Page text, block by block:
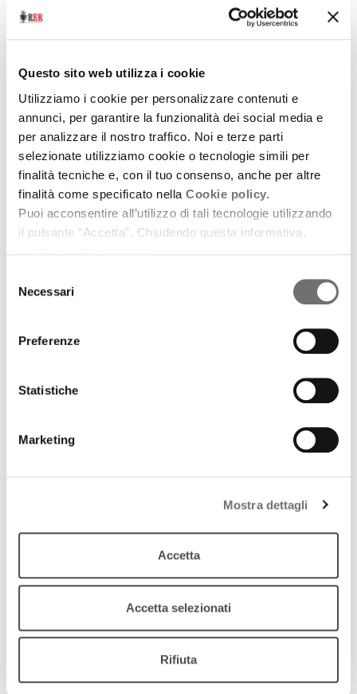
Questo sito web utilizza i cookie
Utilizziamo i cookie per personalizzare contenuti e
annunci, per garantire la funzionalità dei social media e
per analizzare il nostro traffico. Noi e terze parti
selezionate utilizziamo cookie o tecnologie simili per
finalità tecniche e, con il tuo consenso, anche per altre
finalità come specificato nella Cookie policy.
Puoi acconsentire all’utilizzo di tali tecnologie utilizzando
il pulsante “Accetta”. Chiudendo questa informativa,
delNecessari
Preferenze
Statistiche
Marketing
Mostra dettagli
Accetta
Accetta selezionati
Rifiuta
Archivio / Protagonisti
Giovanna Righini Ricci: diventare grandi insieme
6 dicembre 2016
interpretava il confuso splendore dell'adolescenza
Lugo e il contemporaneo